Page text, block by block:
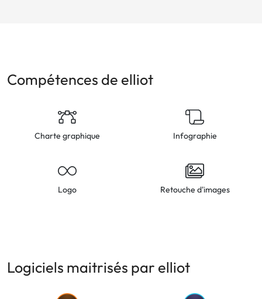
Compétences de elliot
Charte graphique Infographie
Logo Retouche d'images
Logiciels maitrisés par elliot